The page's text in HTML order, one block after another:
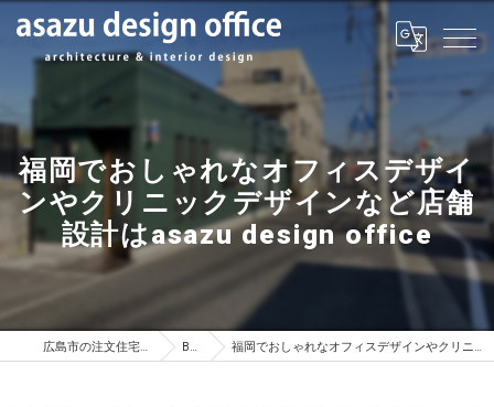
福岡でおしゃれなオフィスデザイ
ンやクリニックデザインなど店舗
設計はasazu design office
広島市の注文住宅はasazu design office BLOG 福岡でおしゃれなオフィスデザインやクリニックデザインなど店舗設計はasazu design office